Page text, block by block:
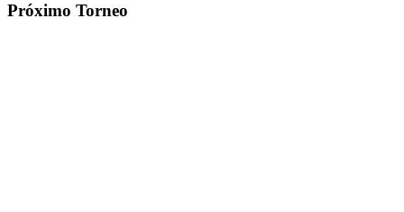
Próximo Torneo